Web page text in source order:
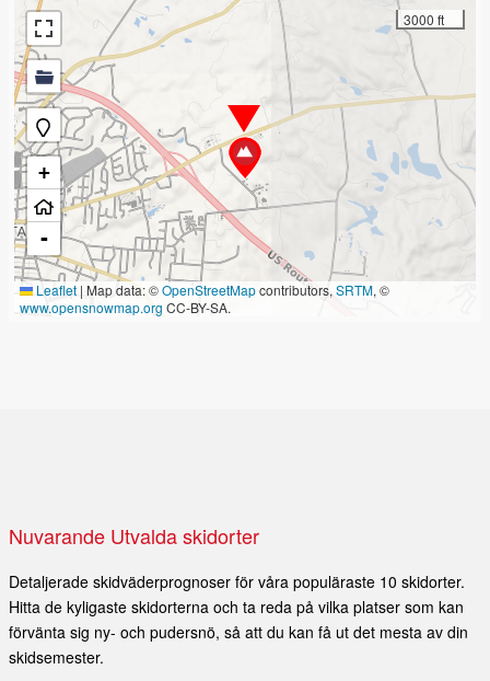
+
-
3000 ft
Leaflet | Map data: ©OpenStreetMapcontributors, SRTM, ©
www.opensnowmap.org CC-BY-SA.
Nuvarande Utvalda skidorter
Detaljerade skidväderprognoser för våra populäraste 10 skidorter.
Hitta de kyligaste skidorterna och ta reda på vilka platser som kan
förvänta sig ny- och pudersnö, så att du kan få ut det mesta av din
skidsemester.